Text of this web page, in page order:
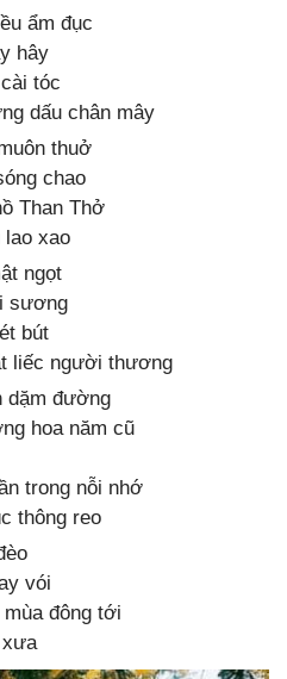
ẩm đục
hây
tóc
dấu chân mây
thuở
chao
Than Thở
xao
ngọt
sương
bút
liếc người thương
dặm đường
hoa năm cũ
trong nỗi nhớ
thông reo
vói
đông tới
xưa